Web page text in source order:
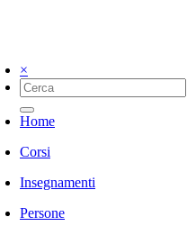
×
Home
Corsi
Insegnamenti
Persone